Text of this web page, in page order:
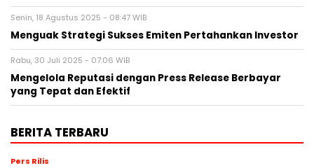
Senin, 18 Agustus 2025 - 08:47 WIB
Menguak Strategi Sukses Emiten Pertahankan Investor
Rabu, 30 Juli 2025 - 07:06 WIB
Mengelola Reputasi dengan Press Release Berbayar
yang Tepat dan Efektif
BERITA TERBARU
Pers Rilis